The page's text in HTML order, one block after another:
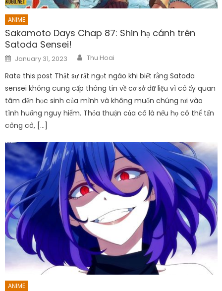
ANIME
Sakamoto Days Chap 87: Shin hạ cánh trên
Satoda Sensei!
Posted
on
January 31, 2023 Author
Thu Hoai
Rate this post Thật sự rất ngọt ngào khi biết rằng Satoda
sensei không cung cấp thông tin về cơ sở dữ liệu vì cô ấy quan
tâm đến học sinh của mình và không muốn chúng rơi vào
tình huống nguy hiểm. Thỏa thuận của cô là nếu họ có thể tấn
công cô, […]
ANIME